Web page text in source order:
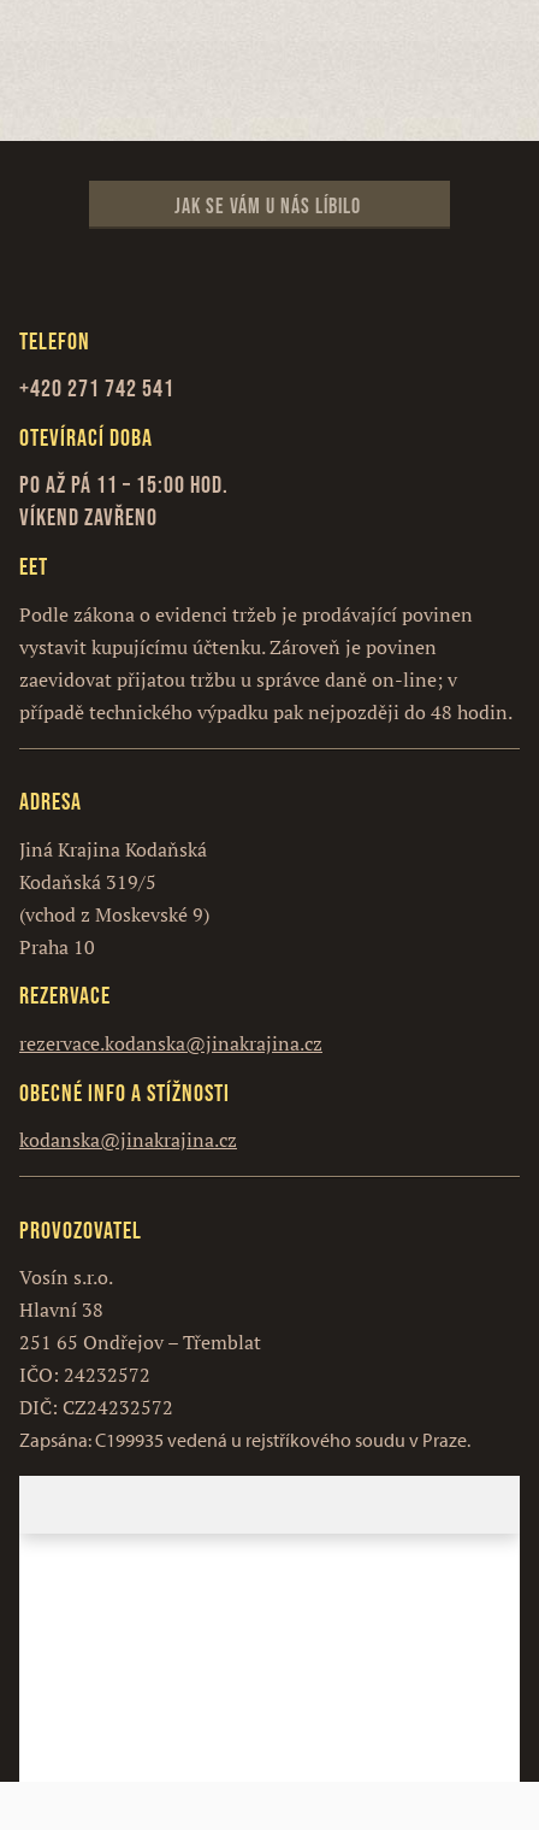
Jak se vám u nás líbilo
Telefon
+420 271 742 541
Otevírací doba
Po až Pá 11 – 15:00 hod.
Víkend zavřeno
EET
Podle zákona o evidenci tržeb je prodávající povinen
vystavit kupujícímu účtenku. Zároveň je povinen
zaevidovat přijatou tržbu u správce daně on-line; v
případě technického výpadku pak nejpozději do 48 hodin.
Adresa
Jiná Krajina Kodaňská
Kodaňská 319/5
(vchod z Moskevské 9)
Praha 10
Rezervace
rezervace.kodanska@jinakrajina.cz
Obecné info a stížnosti
kodanska@jinakrajina.cz
Provozovatel
Vosín s.r.o.
Hlavní 38
251 65 Ondřejov – Třemblat
IČO: 24232572
DIČ: CZ24232572
Zapsána: C199935 vedená u rejstříkového soudu v Praze.